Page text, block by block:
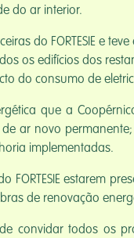
do ar interior.
do FORTESIE e
os edifícios dos
do consumo de
que a
ar novo
implementadas.
FORTESIE estarem
de renovação
convidar todos os